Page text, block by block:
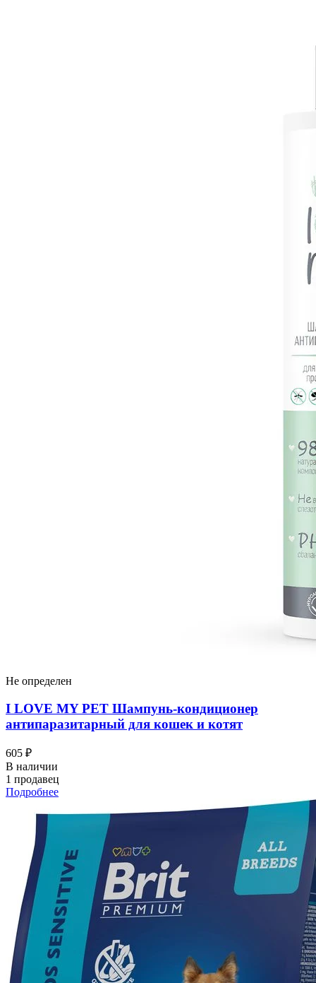
Не определен
I LOVЕ MY PET Шампунь-кондиционер
антипаразитарный для кошек и котят
605 ₽
В наличии
1 продавец
Подробнее